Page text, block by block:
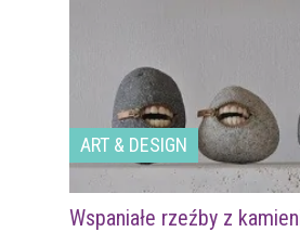
ART & DESIGN
Wspaniałe rzeźby z